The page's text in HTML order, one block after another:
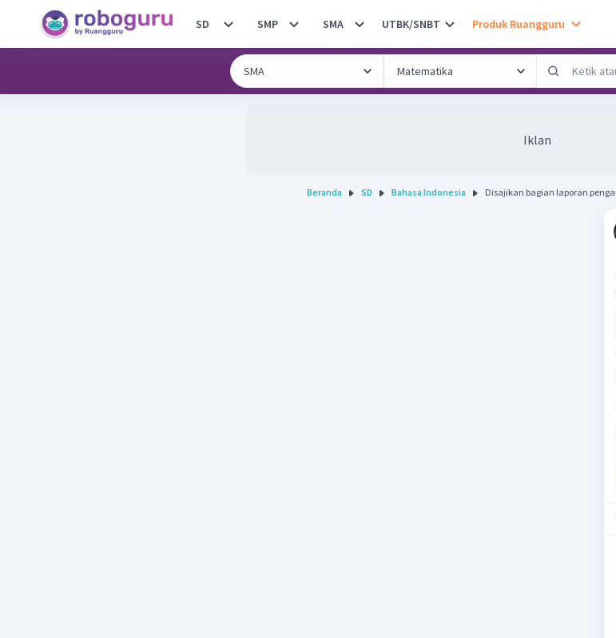
SD SMP SMA UTBK/SNBT Produk Ruangguru
Iklan
Beranda SD Bahasa Indonesia